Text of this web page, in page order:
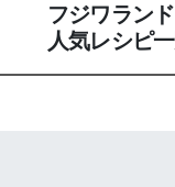
フジワラン
人気レシピ